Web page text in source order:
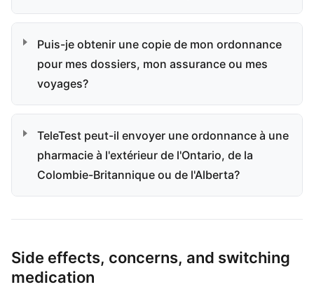
Puis-je obtenir une copie de mon ordonnance
pour mes dossiers, mon assurance ou mes
voyages?
TeleTest peut-il envoyer une ordonnance à une
pharmacie à l'extérieur de l'Ontario, de la
Colombie-Britannique ou de l'Alberta?
Side effects, concerns, and switching
medication